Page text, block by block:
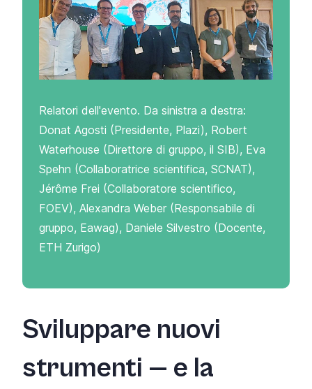
Relatori dell'evento. Da sinistra a destra:
Donat Agosti (Presidente, Plazi), Robert
Waterhouse (Direttore di gruppo, il SIB), Eva
Spehn (Collaboratrice scientifica, SCNAT),
Jérôme Frei (Collaboratore scientifico,
FOEV), Alexandra Weber (Responsabile di
gruppo, Eawag), Daniele Silvestro (Docente,
ETH Zurigo)
Sviluppare nuovi
strumenti — e la